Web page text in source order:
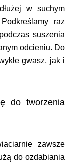
w suchym
raz
suszenia
odcieniu. Do
gwasz, jak i
do tworzenia
zawsze
do ozdabiania